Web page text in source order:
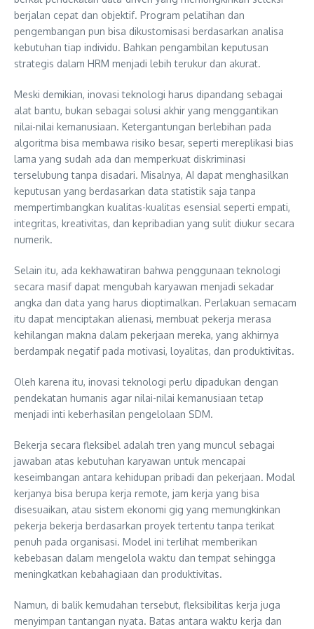
berjalan cepat dan objektif. Program pelatihan dan
pengembangan pun bisa dikustomisasi berdasarkan analisa
kebutuhan tiap individu. Bahkan pengambilan keputusan
strategis dalam HRM menjadi lebih terukur dan akurat.
Meski demikian, inovasi teknologi harus dipandang sebagai
alat bantu, bukan sebagai solusi akhir yang menggantikan
nilai-nilai kemanusiaan. Ketergantungan berlebihan pada
algoritma bisa membawa risiko besar, seperti mereplikasi bias
lama yang sudah ada dan memperkuat diskriminasi
terselubung tanpa disadari. Misalnya, AI dapat menghasilkan
keputusan yang berdasarkan data statistik saja tanpa
mempertimbangkan kualitas-kualitas esensial seperti empati,
integritas, kreativitas, dan kepribadian yang sulit diukur secara
numerik.
Selain itu, ada kekhawatiran bahwa penggunaan teknologi
secara masif dapat mengubah karyawan menjadi sekadar
angka dan data yang harus dioptimalkan. Perlakuan semacam
itu dapat menciptakan alienasi, membuat pekerja merasa
kehilangan makna dalam pekerjaan mereka, yang akhirnya
berdampak negatif pada motivasi, loyalitas, dan produktivitas.
Oleh karena itu, inovasi teknologi perlu dipadukan dengan
pendekatan humanis agar nilai-nilai kemanusiaan tetap
menjadi inti keberhasilan pengelolaan SDM.
Bekerja secara fleksibel adalah tren yang muncul sebagai
jawaban atas kebutuhan karyawan untuk mencapai
keseimbangan antara kehidupan pribadi dan pekerjaan. Modal
kerjanya bisa berupa kerja remote, jam kerja yang bisa
disesuaikan, atau sistem ekonomi gig yang memungkinkan
pekerja bekerja berdasarkan proyek tertentu tanpa terikat
penuh pada organisasi. Model ini terlihat memberikan
kebebasan dalam mengelola waktu dan tempat sehingga
meningkatkan kebahagiaan dan produktivitas.
Namun, di balik kemudahan tersebut, fleksibilitas kerja juga
menyimpan tantangan nyata. Batas antara waktu kerja dan